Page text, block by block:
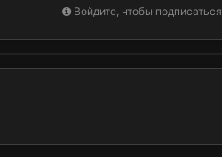
Войдите, чтобы подписаться